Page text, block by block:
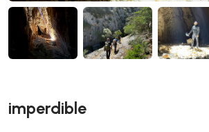
imperdible